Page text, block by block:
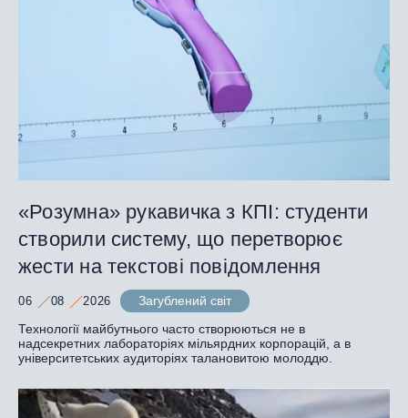
«Розумна» рукавичка з КПІ: студенти
створили систему, що перетворює
жести на текстові повідомлення
06 08 2026
Загублений світ
Технології майбутнього часто створюються не в
надсекретних лабораторіях мільярдних корпорацій, а в
університетських аудиторіях талановитою молоддю.